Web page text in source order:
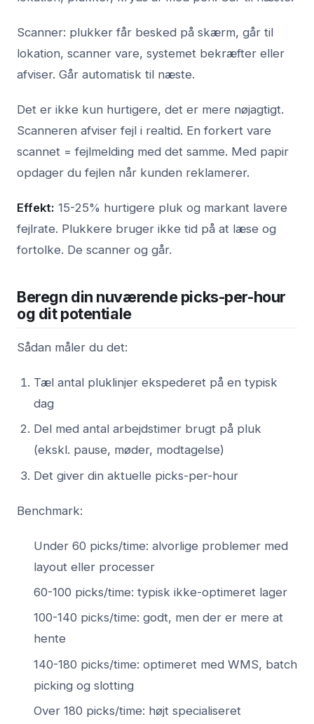
Scanner: plukker får besked på skærm, går til
lokation, scanner vare, systemet bekræfter eller
afviser. Går automatisk til næste.
Det er ikke kun hurtigere, det er mere nøjagtigt.
Scanneren afviser fejl i realtid. En forkert vare
scannet = fejlmelding med det samme. Med papir
opdager du fejlen når kunden reklamerer.
Effekt: 15-25% hurtigere pluk og markant lavere
fejlrate. Plukkere bruger ikke tid på at læse og
fortolke. De scanner og går.
Beregn din nuværende picks-per-hour
og dit potentiale
Sådan måler du det:
Tæl antal pluklinjer ekspederet på en typisk
dag
Del med antal arbejdstimer brugt på pluk
(ekskl. pause, møder, modtagelse)
Det giver din aktuelle picks-per-hour
Benchmark:
Under 60 picks/time: alvorlige problemer med
layout eller processer
60-100 picks/time: typisk ikke-optimeret lager
100-140 picks/time: godt, men der er mere at
hente
140-180 picks/time: optimeret med WMS, batch
picking og slotting
Over 180 picks/time: højt specialiseret